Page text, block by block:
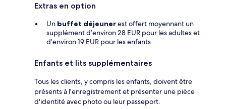
Extras en option
Un buffet déjeunerest offert moyennant un
supplément d’environ 28 EUR pour les adultes et
d’environ 19 EUR pour les enfants.
Enfants et lits supplémentaires
Tous les clients, y compris les enfants, doivent être
présents à l'enregistrement et présenter une pièce
d'identité avec photo ou leur passeport.